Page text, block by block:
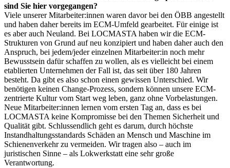
sind Sie hier vorgegangen?
Viele unserer Mitarbeiter:innen waren davor bei den ÖBB angestellt
und haben daher bereits im ECM-Umfeld gearbeitet. Für einige ist
es aber auch Neuland. Bei LOCMASTA haben wir die ECM-
Strukturen von Grund auf neu konzipiert und haben daher auch den
Anspruch, bei jedem/jeder einzelnen Mitarbeiter:in noch mehr
Bewusstsein dafür schaffen zu wollen, als es vielleicht bei einem
etablierten Unternehmen der Fall ist, das seit über 180 Jahren
besteht. Da gibt es also schon einen gewissen Unterschied. Wir
benötigen keinen Change-Prozess, sondern können unsere ECM-
zentrierte Kultur vom Start weg leben, ganz ohne Vorbelastungen.
Neue Mitarbeiter:innen lernen vom ersten Tag an, dass es bei
LOCMASTA keine Kompromisse bei den Themen Sicherheit und
Qualität gibt. Schlussendlich geht es darum, durch höchste
Instandhaltungsstandards Schäden an Mensch und Maschine im
Schienenverkehr zu vermeiden. Wir tragen also – auch im
juristischen Sinne – als Lokwerkstatt eine sehr große
Verantwortung.